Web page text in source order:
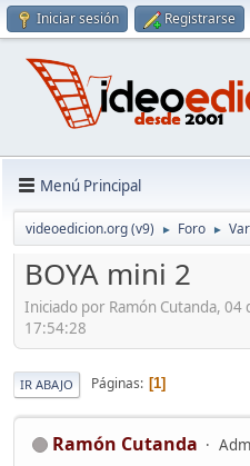
Iniciar sesión Registrarse
Menú Principal
videoedicion.org (v9) ► Foro ►
BOYA mini 2
Iniciado por Ramón Cutanda,
17:54:28
IR ABAJO Páginas 1
Ramón Cutanda